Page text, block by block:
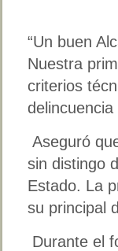
“Un buen
Nuestra
criterios
Aseguró
sin distingo
Estado. La
su principal
Durante el